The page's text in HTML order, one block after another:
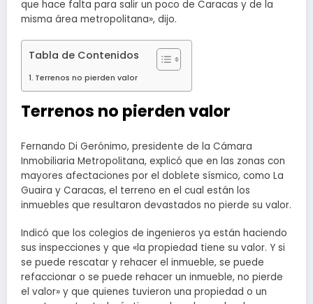
que hace falta para salir un poco de Caracas y de la
misma área metropolitana», dijo.
Tabla de Contenidos
Terrenos no pierden valor
Terrenos no pierden valor
Fernando Di Gerónimo, presidente de la Cámara
Inmobiliaria Metropolitana, explicó que en las zonas con
mayores afectaciones por el doblete sísmico, como La
Guaira y Caracas, el terreno en el cual están los
inmuebles que resultaron devastados no pierde su valor.
Indicó que los colegios de ingenieros ya están haciendo
sus inspecciones y que «la propiedad tiene su valor. Y si
se puede rescatar y rehacer el inmueble, se puede
refaccionar o se puede rehacer un inmueble, no pierde
el valor» y que quienes tuvieron una propiedad o un